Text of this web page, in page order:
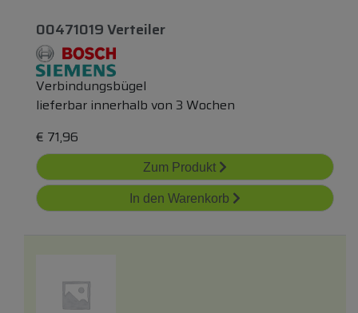
00471019 Verteiler
Verbindungsbügel
lieferbar innerhalb von 3 Wochen
€ 71,96
Zum Produkt
In den Warenkorb